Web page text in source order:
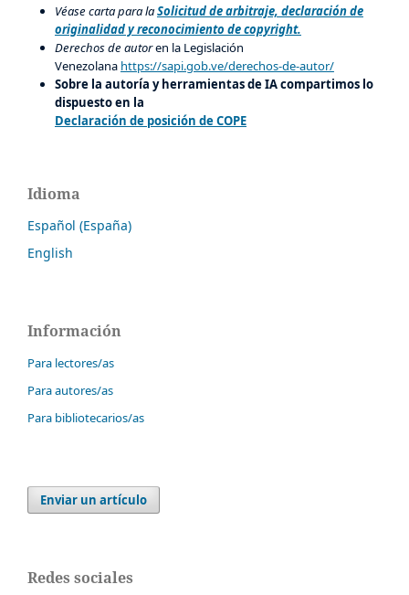
Véase carta para laSolicitud de arbitraje, declaración de
originalidad y reconocimiento de copyright.
Derechos de autoren la Legislación
Venezolana https://sapi.gob.ve/derechos-de-autor/
Sobre la autoría y herramientas de IA compartimos lo
dispuesto en la
Declaración de posición de COPE
Idioma
Español (España)
English
Información
Para lectores/as
Para autores/as
Para bibliotecarios/as
Enviar un artículo
Redes sociales